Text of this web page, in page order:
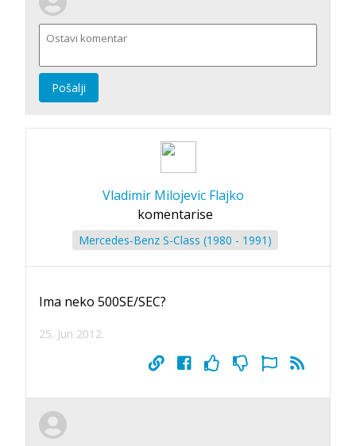
Pošalji
Vladimir Milojevic Flajko
komentarise
Mercedes-Benz S-Class (1980 - 1991)
Ima neko 500SE/SEC?
25. Jun 2012.